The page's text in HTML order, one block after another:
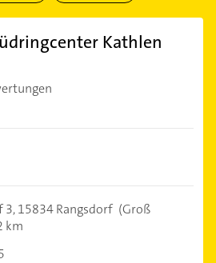
Kathlen
3,15834 Rangsdorf (Groß
km